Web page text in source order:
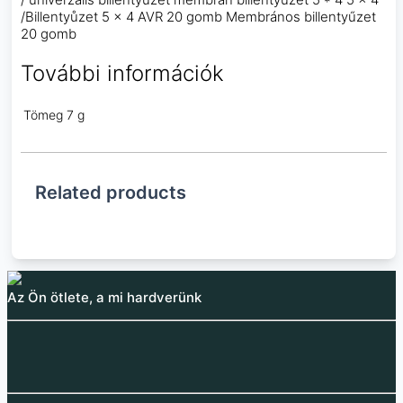
/Billentyůzet 5 × 4 AVR 20 gomb Membrános billentyűzet
20 gomb
További információk
Tömeg 7 g
Related products
Az Ön ötlete, a mi hardverünk